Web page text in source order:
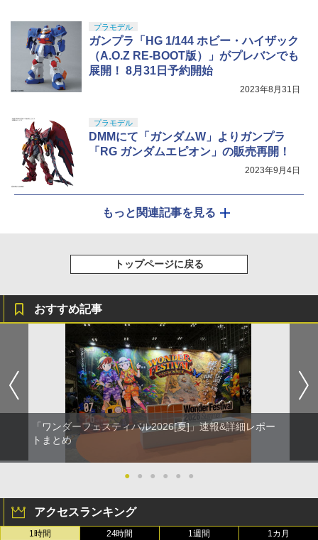
プラモデル
ガンプラ「HG 1/144 ホビー・ハイザック
（A.O.Z RE-BOOT版）」がプレバンでも
展開！ 8月31日予約開始
2023年8月31日
プラモデル
DMMにて「ガンダムW」よりガンプラ
「RG ガンダムエピオン」の販売再開！
2023年9月4日
もっと関連記事を見る
トップページに戻る
おすすめ記事
「ワンダーフェスティバル2026[夏]」速報&詳細レポー
トまとめ
● ● ● ● ● ●
アクセスランキング
1時間 24時間 1週間 1カ月